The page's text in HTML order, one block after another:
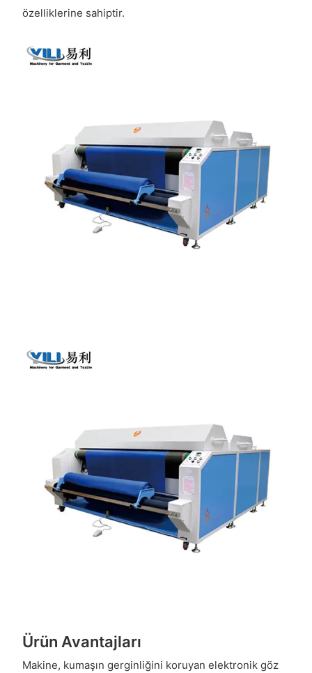
özelliklerine sahiptir.
Ürün Avantajları
Makine, kumaşın gerginliğini koruyan elektronik göz